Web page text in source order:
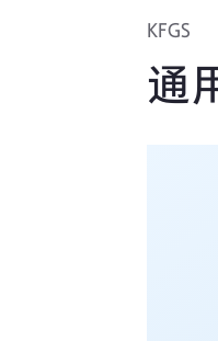
KFGS
通